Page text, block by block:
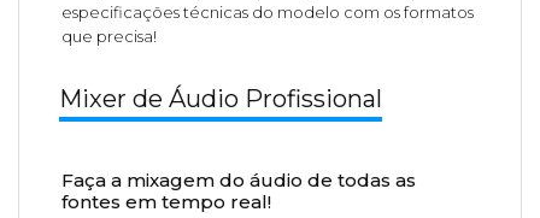
especificações técnicas do modelo com os formatos
que precisa!
Mixer de Áudio Profissional
Faça a mixagem do áudio de todas as
fontes em tempo real!